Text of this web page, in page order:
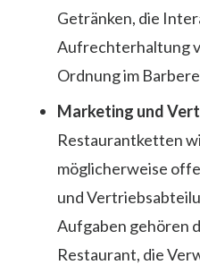
Getränken, die
Aufrechterhaltung
Ordnung im
Marketing und
Restaurantketten
möglicherweise
und
Aufgaben gehören
Restaurant, die